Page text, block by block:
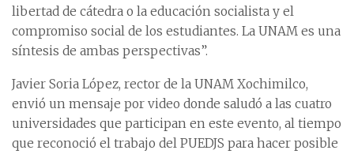
libertad de cátedra o la educación socialista y el
compromiso social de los estudiantes. La UNAM es una
síntesis de ambas perspectivas”.
Javier Soria López, rector de la UNAM Xochimilco,
envió un mensaje por video donde saludó a las cuatro
universidades que participan en este evento, al tiempo
que reconoció el trabajo del PUEDJS para hacer posible